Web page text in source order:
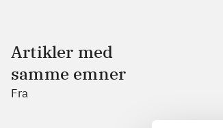
Artikler med
samme emner
Fra